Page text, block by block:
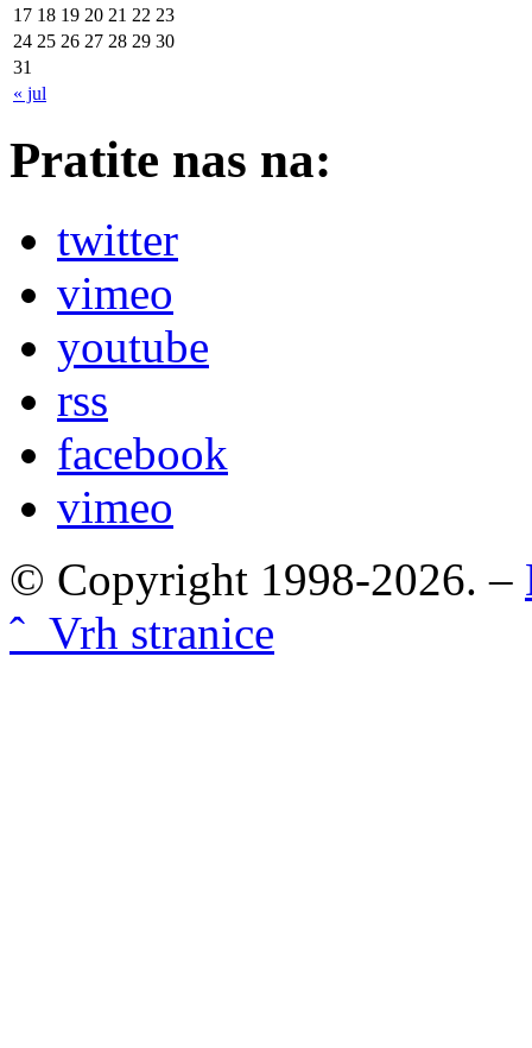
« jul
17 18 19 20 21 22 23
24 25 26 27 28 29 30
31
Pratite nas na:
twitter
vimeo
youtube
rss
facebook
vimeo
© Copyright 1998-2026. –
ˆ Vrh stranice